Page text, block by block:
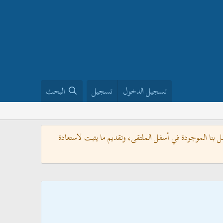
تسجيل الدخول تسجيل البحث
الموجودة في أسفل الملتقى، وتقديم ما يثبت لاستعادة